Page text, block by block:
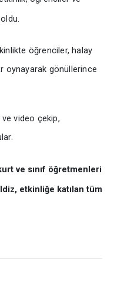
öğrenciler, halay
oynayarak gönüllerince
video çekip,
ve sınıf öğretmenleri
etkinliğe katılan tüm